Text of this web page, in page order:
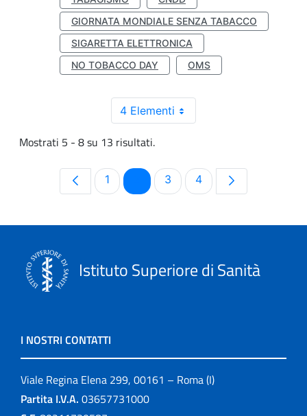
GIORNATA MONDIALE SENZA TABACCO
SIGARETTA ELETTRONICA
NO TOBACCO DAY
OMS
4 Elementi
Mostrati 5 - 8 su 13 risultati.
Pagina
1 PaginaPagina
3 Pagina
4
Istituto Superiore di Sanità
I NOSTRI CONTATTI
Viale Regina Elena 299, 00161 – Roma (I)
Partita I.V.A. 03657731000